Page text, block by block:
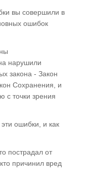
вы совершили в
ошибок
нарушили
закона - Закон
Сохранения, и
с точки зрения
ошибки, и как
пострадал от
причинил вред